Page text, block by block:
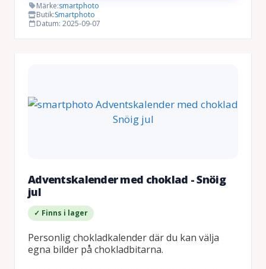
Märke:smartphoto
Butik:Smartphoto
Datum: 2025-09-07
Adventskalender med choklad - Snöig
jul
✓ Finns i lager
Personlig chokladkalender där du kan välja
egna bilder på chokladbitarna.